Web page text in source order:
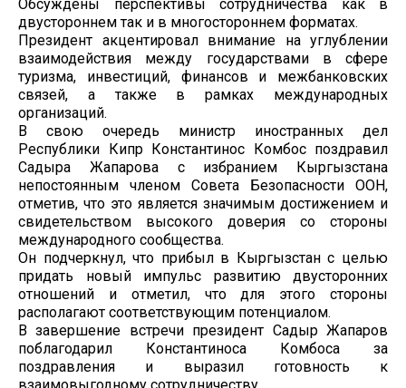
Обсуждены перспективы сотрудничества как в
двустороннем так и в многостороннем форматах.
Президент акцентировал внимание на углублении
взаимодействия между государствами в сфере
туризма, инвестиций, финансов и межбанковских
связей, а также в рамках международных
организаций.
В свою очередь министр иностранных дел
Республики Кипр Константинос Комбос поздравил
Садыра Жапарова с избранием Кыргызстана
непостоянным членом Совета Безопасности ООН,
отметив, что это является значимым достижением и
свидетельством высокого доверия со стороны
международного сообщества.
Он подчеркнул, что прибыл в Кыргызстан с целью
придать новый импульс развитию двусторонних
отношений и отметил, что для этого стороны
располагают соответствующим потенциалом.
В завершение встречи президент Садыр Жапаров
поблагодарил Константиноса Комбоса за
поздравления и выразил готовность к